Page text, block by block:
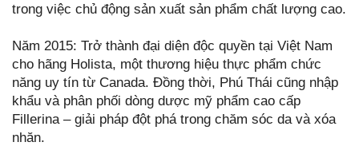
trong việc chủ động sản xuất sản phẩm chất lượng cao.
Năm 2015: Trở thành đại diện độc quyền tại Việt Nam
cho hãng Holista, một thương hiệu thực phẩm chức
năng uy tín từ Canada. Đồng thời, Phú Thái cũng nhập
khẩu và phân phối dòng dược mỹ phẩm cao cấp
Fillerina – giải pháp đột phá trong chăm sóc da và xóa
nhăn.